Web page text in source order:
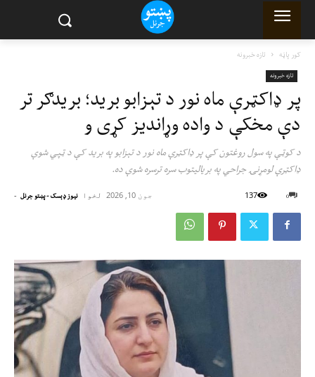
کور پاڼه تازه خبرونه
تازه خبرونه
پر ډاکټرې ماه نور د تېزابو برید؛ بریدګر تر
دې مخکې د واده وړاندیز کړی و
د کوټې په سول روغتون کې پر ډاکټرې ماه نور د تېزابو په برید کې د ټپي شوې
ډاکټرې لومړنۍ جراحي په بریالیتوب سره ترسره شوې ده.
لخوا نیوز ډېسک - پښتو جرنل - جون 10, 2026 0
137